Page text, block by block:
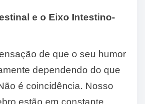
e o Eixo Intestino-
de que o seu humor
dependendo do que
é coincidência. Nosso
estão em constante